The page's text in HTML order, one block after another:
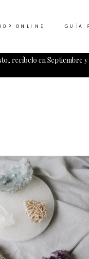
en Septiembre y
ONLINE GUÍA